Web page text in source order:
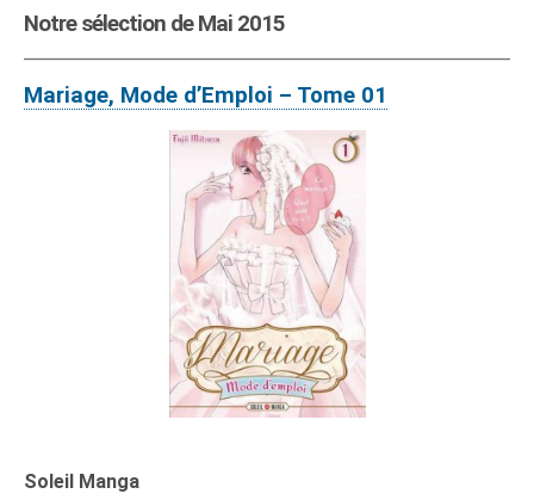
Notre sélection de Mai 2015
Mariage, Mode d’Emploi – Tome 01
Soleil Manga